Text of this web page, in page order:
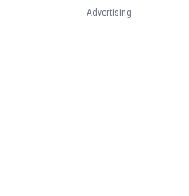
Advertising